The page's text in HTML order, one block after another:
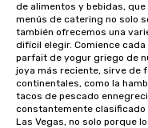
de alimentos y bebidas,
menús de catering no solo
también ofrecemos una
difícil elegir. Comience
parfait de yogur griego de
joya más reciente, sirve de
continentales, como la
tacos de pescado
constantemente
Las Vegas, no solo porque